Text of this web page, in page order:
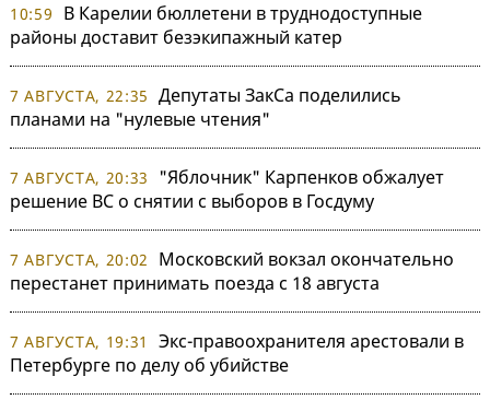
10:59
В Карелии бюллетени в труднодоступные
районы доставит безэкипажный катер
7 АВГУСТА, 22:35 Депутаты ЗакСа поделились
планами на "нулевые чтения"
7 АВГУСТА, 20:33
"Яблочник" Карпенков обжалует
решение ВС о снятии с выборов в Госдуму
7 АВГУСТА, 20:02
Московский вокзал окончательно
перестанет принимать поезда с 18 августа
7 АВГУСТА, 19:31
Экс-правоохранителя арестовали в
Петербурге по делу об убийстве